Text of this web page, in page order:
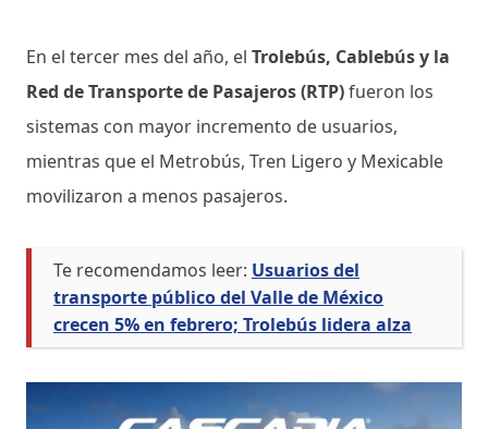
En el tercer mes del año, el Trolebús, Cablebús y la
Red de Transporte de Pasajeros (RTP)fueron los
sistemas con mayor incremento de usuarios,
mientras que el Metrobús, Tren Ligero y Mexicable
movilizaron a menos pasajeros.
Te recomendamos leer: Usuarios del
transporte público del Valle de México
crecen 5% en febrero; Trolebús lidera alza